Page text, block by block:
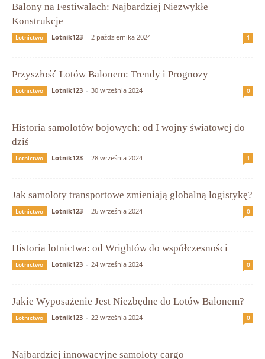
Balony na Festiwalach: Najbardziej Niezwykłe
Konstrukcje
Lotnictwo Lotnik123 - 2 października 2024 1
Przyszłość Lotów Balonem: Trendy i Prognozy
Lotnictwo Lotnik123 - 30 września 2024 0
Historia samolotów bojowych: od I wojny światowej do
dziś
Lotnictwo Lotnik123 - 28 września 2024 1
Jak samoloty transportowe zmieniają globalną logistykę?
Lotnictwo Lotnik123 - 26 września 2024 0
Historia lotnictwa: od Wrightów do współczesności
Lotnictwo Lotnik123 - 24 września 2024 0
Jakie Wyposażenie Jest Niezbędne do Lotów Balonem?
Lotnictwo Lotnik123 - 22 września 2024 0
Najbardziej innowacyjne samoloty cargo